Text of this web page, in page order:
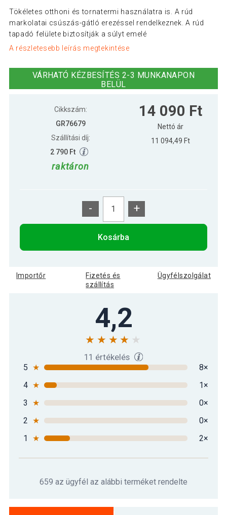
Tökéletes otthoni és tornatermi használatra is. A rúd
markolatai csúszás-gátló erezéssel rendelkeznek. A rúd
tapadó felülete biztosítják a súlyt emelé
A részletesebb leírás megtekintése
VÁRHATÓ KÉZBESÍTÉS 2-3 MUNKANAPON
BELÜL
Cikkszám:
GR76679
Szállítási díj:
2 790 Ft
raktáron
14 090 Ft
Nettó ár
11 094,49 Ft
- +
Kosárba
Importőr
Fizetés és
szállítás
Ügyfélszolgálat
4,2
11 értékelés
5 ★
8×
4 ★
1×
3
★
0×
2 ★
0×
1
★ 2×
659 az ügyfél az alábbi terméket rendelte